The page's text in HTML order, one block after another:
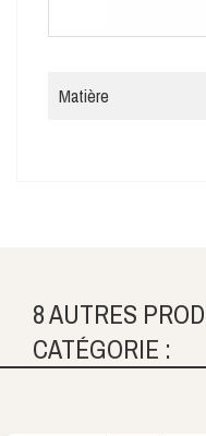
Matière
8 AUTRES
CATÉGORIE :